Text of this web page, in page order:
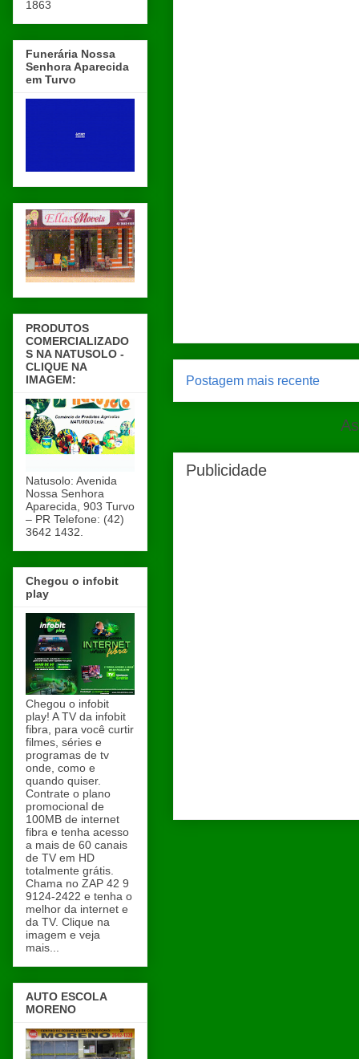
Postagem mais recente
Publicidade
1863
Funerária Nossa
Senhora Aparecida
em Turvo
PRODUTOS
COMERCIALIZADO
S NA NATUSOLO -
CLIQUE NA
IMAGEM:
Natusolo: Avenida
Nossa Senhora
Aparecida, 903 Turvo
– PR Telefone: (42)
3642 1432.
Chegou o infobit
play
Chegou o infobit
play! A TV da infobit
fibra, para você curtir
filmes, séries e
programas de tv
onde, como e
quando quiser.
Contrate o plano
promocional de
100MB de internet
fibra e tenha acesso
a mais de 60 canais
de TV em HD
totalmente grátis.
Chama no ZAP 42 9
9124-2422 e tenha o
melhor da internet e
da TV. Clique na
imagem e veja
mais...
AUTO ESCOLA
MORENO